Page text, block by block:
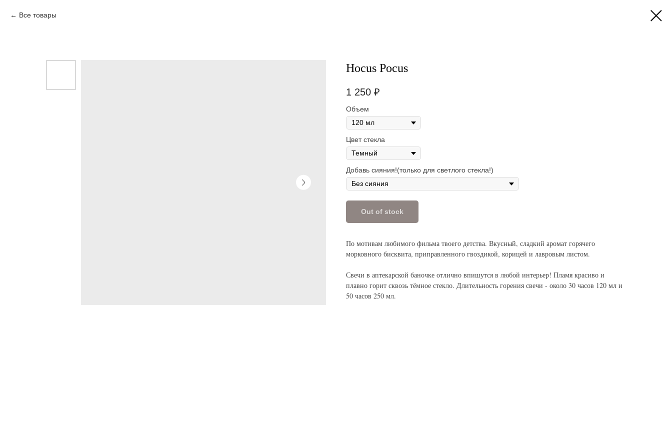
Все товары
Hocus Pocus
1 250 ₽
Объем
Цвет стекла
Добавь сияния!(только для светлого стекла!)
Out of stock
По мотивам любимого фильма твоего детства. Вкусный, сладкий аромат горячего
морковного бисквита, приправленного гвоздикой, корицей и лавровым листом.
Свечи в аптекарской баночке отлично впишутся в любой интерьер! Пламя красиво и
плавно горит сквозь тёмное стекло. Длительность горения свечи - около 30 часов 120 мл и
50 часов 250 мл.